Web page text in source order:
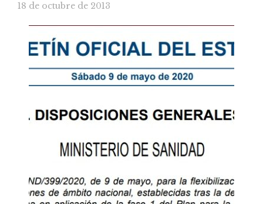
18 de octubre de 2013